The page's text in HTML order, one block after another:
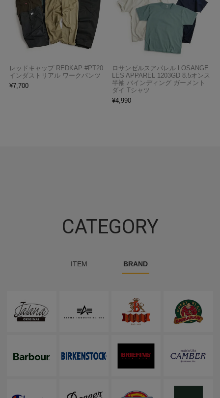
レッドキャップ REDKAP #PT20
インダストリアル ワークパンツ
¥7,700
ロサンゼルスアパレル LOSANGE
LES APPAREL 1203GD 8.5オンス
半袖 バインディング ガーメント
ダイ Tシャツ
¥4,990
CATEGORY
ITEM BRAND